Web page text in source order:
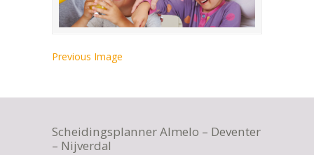
Previous Image
Scheidingsplanner Almelo – Deventer
– Nijverdal